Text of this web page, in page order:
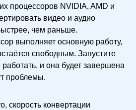
процессоров NVIDIA, AMD и
видео и аудио
чем раньше.
выполняет основную работу,
свободным. Запустите
и она будет завершена
проблемы.
скорость конвертации